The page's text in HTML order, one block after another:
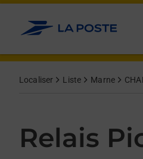
Allez au contenu
Localiser Liste Marne
Relais
Day of the WeekHours
Get directions to Relais Pickup at 9
lien s'ouvre dans un nouvel